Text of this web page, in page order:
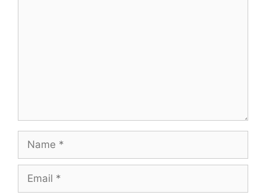
Name
Email